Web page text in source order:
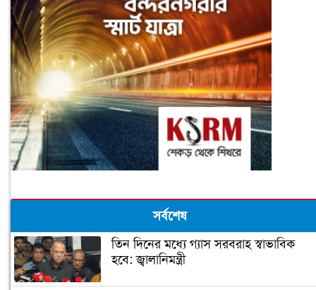
সর্বশেষ
তিন দিনের মধ্যে গ্যাস সরবরাহ স্বাভাবিক
হবে: জ্বালানিমন্ত্রী